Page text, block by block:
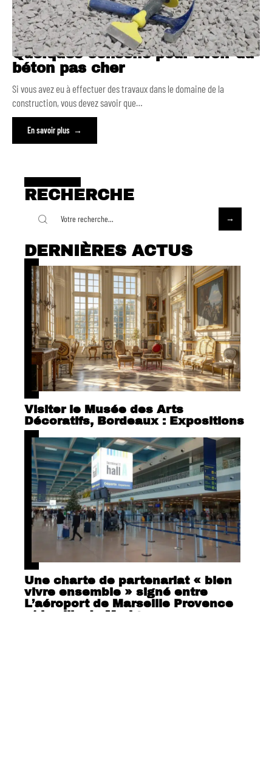
Quelques conseils pour avoir du
béton pas cher
Si vous avez eu à effectuer des travaux dans le domaine de la
construction, vous devez savoir que…
En savoir plus
RECHERCHE
DERNIÈRES ACTUS
Visiter le Musée des Arts
Décoratifs, Bordeaux : Expositions
Une charte de partenariat « bien
vivre ensemble » signé entre
L’aéroport de Marseille Provence
et la ville de Marigane